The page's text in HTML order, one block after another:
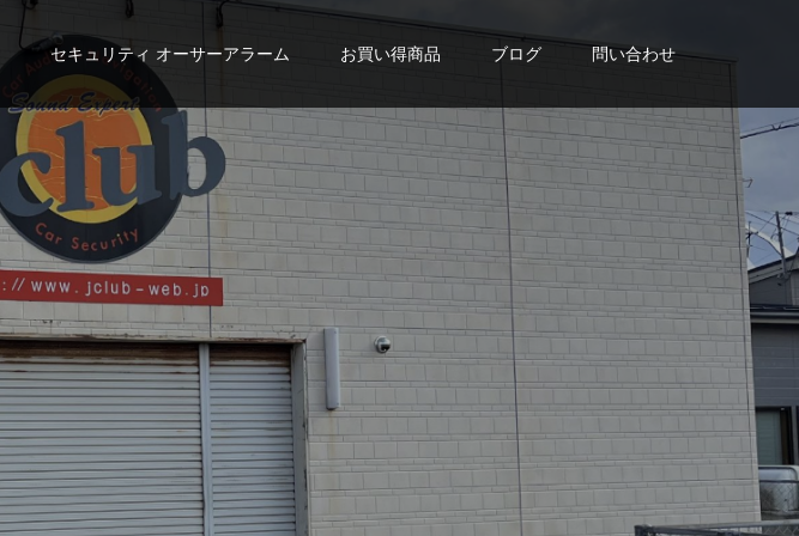
セキュリティ オーサーアラーム お買い得商品 ブログ 問い合わせ